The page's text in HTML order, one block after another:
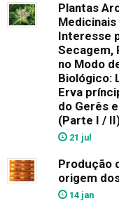
Plantas
Interesse
Secagem,
no Modo
Biológico:
Erva
do Gerês
(Parte I /
21 jul
Produção
origem
14 jan